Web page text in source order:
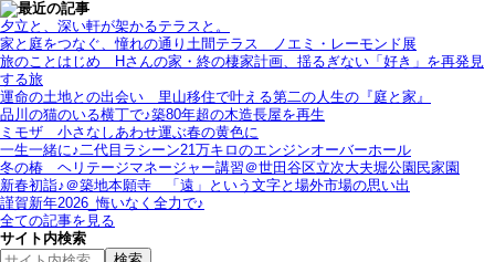
夕立と、深い軒が架かるテラスと。
家と庭をつなぐ、憧れの通り土間テラス＿ノエミ・レーモンド展
旅のことはじめ＿Hさんの家・終の棲家計画、揺るぎない「好き」を再発見
する旅
運命の土地との出会い＿里山移住で叶える第二の人生の『庭と家』
品川の猫のいる横丁で♪築80年超の木造長屋を再生
ミモザ＿小さなしあわせ運ぶ春の黄色に
一生一緒に♪二代目ラシーン21万キロのエンジンオーバーホール
冬の椿＿ヘリテージマネージャー講習＠世田谷区立次大夫堀公園民家園
新春初詣♪＠築地本願寺＿「遠」という文字と場外市場の思い出
謹賀新年2026_悔いなく全力で♪
全ての記事を見る
サイト内検索